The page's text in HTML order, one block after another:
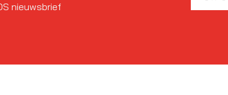
nieuwsbrief